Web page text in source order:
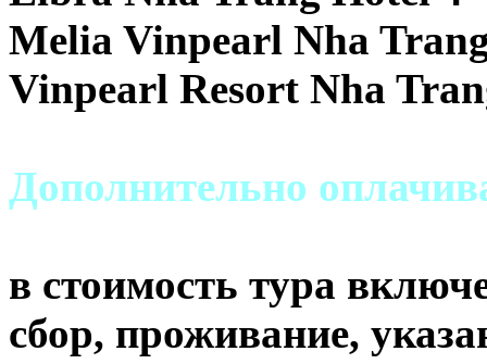
Melia Vinpearl Nha
Vinpearl Resort Nha
Дополнительно
в стоимость тура
сбор, проживание,